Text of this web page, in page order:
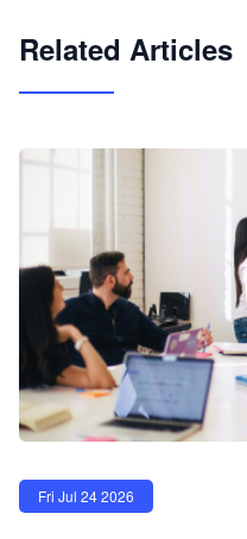
Related Articles
Fri Jul 24 2026